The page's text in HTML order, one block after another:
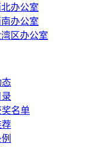
办公室
办公室
区办公室
态
名单
荐